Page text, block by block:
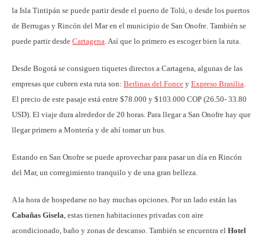
la Isla Tintipán se puede partir desde el puerto de Tolú, o desde los puertos
de Berrugas y Rincón del Mar en el municipio de San Onofre. También se
puede partir desde Cartagena . Así que lo primero es escoger bien la ruta.
Desde Bogotá se consiguen tiquetes directos a Cartagena, algunas de las
empresas que cubren esta ruta son: Berlinas del Fonce y Expreso Brasilia
El precio de este pasaje está entre $78.000 y $103.000 COP (26.50- 33.80
USD). El viaje dura alrededor de 20 horas. Para llegar a San Onofre hay que
llegar primero a Montería y de ahí tomar un bus.
Estando en San Onofre se puede aprovechar para pasar un día en Rincón
del Mar, un corregimiento tranquilo y de una gran belleza.
A la hora de hospedarse no hay muchas opciones. Por un lado están las
Cabañas Gisela , estas tienen habitaciones privadas con aire
acondicionado, baño y zonas de descanso. También se encuentra el Hotel